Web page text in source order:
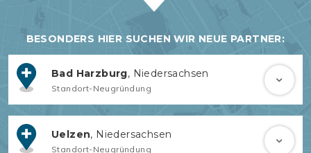
BESONDERS HIER SUCHEN WIR NEUE PARTNER:
Bad Harzburg, Niedersachsen
Standort-Neugründung
Uelzen, Niedersachsen
Standort-Neugründung